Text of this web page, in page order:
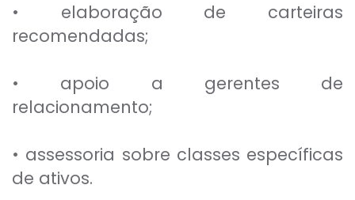
• elaboração de carteiras
recomendadas;
• apoio a gerentes de
relacionamento;
• assessoria sobre classes específicas
de ativos.